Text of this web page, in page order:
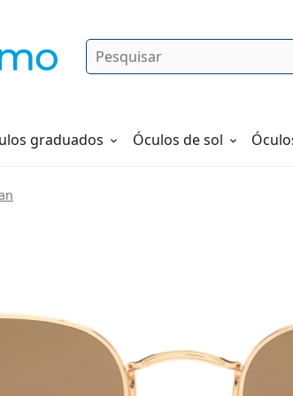
Pesquisar
graduados Óculos de sol